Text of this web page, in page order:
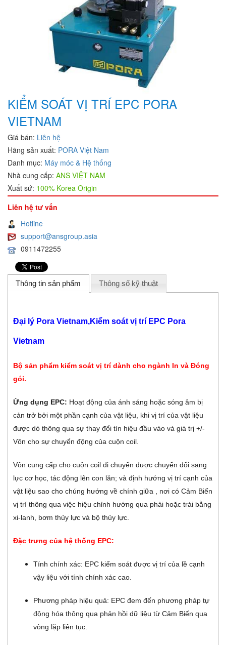
KIỂM SOÁT VỊ TRÍ EPC PORA
VIETNAM
Giá bán: Liên hệ
Hãng sản xuất: PORA Việt Nam
Danh mục: Máy móc & Hệ thống
Nhà cung cấp: ANS VIỆT NAM
Xuất sứ: 100% Korea Origin
Liên hệ tư vấn
Hotline
support@ansgroup.asia
0911472255
Thông tin sản phẩm Thông số kỹ thuật
Đại lý Pora Vietnam,Kiểm soát vị trí EPC Pora
Vietnam
Bộ sản phẩm kiểm soát vị trí dành cho ngành In và Đóng
gói.
Ứng dụng EPC: Hoạt động của ánh sáng hoặc sóng âm bị
cản trở bởi một phần cạnh của vật liệu, khi vị trí của vật liệu
được dò thông qua sự thay đổi tín hiệu đầu vào và giá trị +/-
Vôn cho sự chuyển động của cuộn coil.
Vôn cung cấp cho cuộn coil di chuyển được chuyển đổi sang
lực cơ học, tác động lên con lăn; và định hướng vị trí cạnh của
vật liệu sao cho chúng hướng về chính giữa , nơi có Cảm Biến
vị trí thông qua việc hiệu chỉnh hướng qua phải hoặc trái bằng
xi-lanh, bơm thủy lực và bộ thủy lực.
Đặc trưng của hệ thống EPC:
Tính chính xác: EPC kiểm soát được vị trí của lề cạnh
vậy liệu với tính chính xác cao.
Phương pháp hiệu quả: EPC đem đến phương pháp tự
động hóa thông qua phản hồi dữ liệu từ Cảm Biến qua
vòng lặp liên tục.